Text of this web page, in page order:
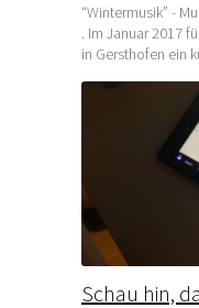
“Wintermusik” -
. Im Januar 2017
in Gersthofen ein
Schau hin,